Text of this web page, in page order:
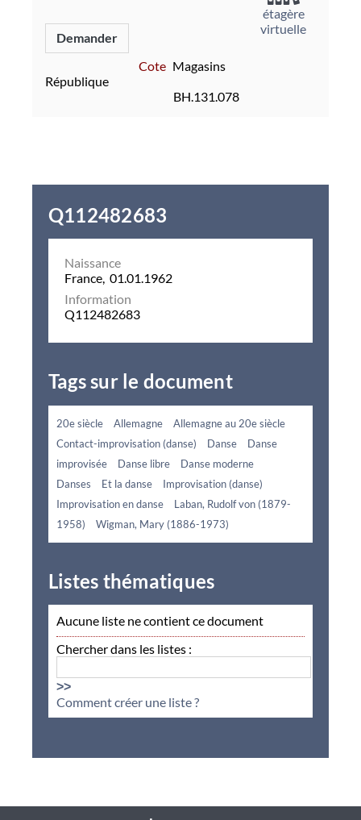
Demander
Cote Magasins
République
BH.131.078
étagère
virtuelle
Q112482683
Naissance
France, 01.01.1962
Information
Q112482683
Tags sur le document
20e siècle Allemagne
Allemagne au 20e siècle
Contact-improvisation (danse)
Danse
Danse
improvisée
Danse libre
Danse moderne
Danses
Et la danse
Improvisation (danse)
Improvisation en danse
Laban, Rudolf von (1879-
1958)
Wigman, Mary (1886-1973)
Listes thématiques
Aucune liste ne contient ce document
Chercher dans les listes :
>>
Comment créer une liste ?